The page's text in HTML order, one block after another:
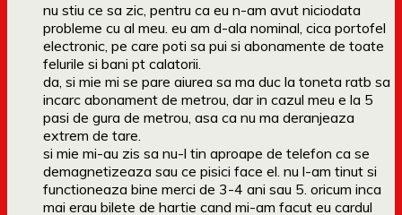
nu stiu ce sa zic, pentru ca eu n-am avut niciodata
probleme cu al meu. eu am d-ala nominal, cica portofel
electronic, pe care poti sa pui si abonamente de toate
felurile si bani pt calatorii.
da, si mie mi se pare aiurea sa ma duc la toneta ratb sa
incarc abonament de metrou, dar in cazul meu e la 5
pasi de gura de metrou, asa ca nu ma deranjeaza
extrem de tare.
si mie mi-au zis sa nu-l tin aproape de telefon ca se
demagnetizeaza sau ce pisici face el. nu l-am tinut si
functioneaza bine merci de 3-4 ani sau 5. oricum inca
mai erau bilete de hartie cand mi-am facut eu cardul